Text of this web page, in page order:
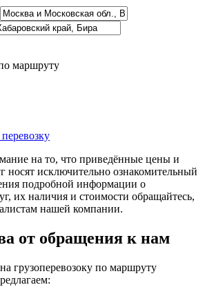
маршруту
на то, что приведённые цены и
носят исключительно ознакомительный
подробной информации о
их наличия и стоимости обращайтесь,
нашей компании.
от обращения к нам
грузоперевозоку по маршруту